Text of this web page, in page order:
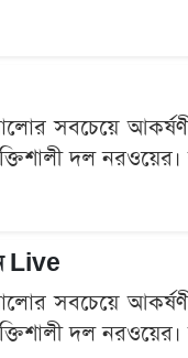
সবচেয়ে
দল
Live
সবচেয়ে
দল